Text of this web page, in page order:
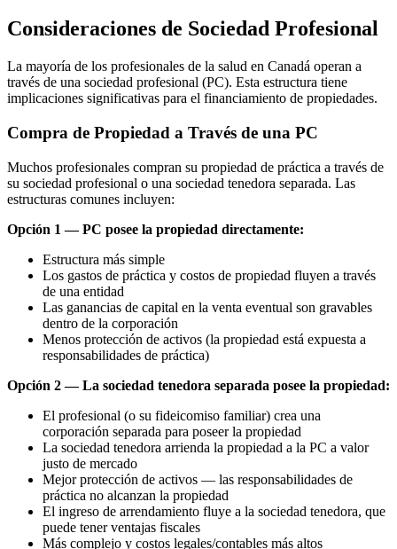
Consideraciones de Sociedad Profesional
La mayoría de los profesionales de la salud en Canadá operan a
través de una sociedad profesional (PC). Esta estructura tiene
implicaciones significativas para el financiamiento de propiedades.
Compra de Propiedad a Través de una PC
Muchos profesionales compran su propiedad de práctica a través de
su sociedad profesional o una sociedad tenedora separada. Las
estructuras comunes incluyen:
Opción 1 — PC posee la propiedad directamente:
Estructura más simple
Los gastos de práctica y costos de propiedad fluyen a través
de una entidad
Las ganancias de capital en la venta eventual son gravables
dentro de la corporación
Menos protección de activos (la propiedad está expuesta a
responsabilidades de práctica)
Opción 2 — La sociedad tenedora separada posee la propiedad:
El profesional (o su fideicomiso familiar) crea una
corporación separada para poseer la propiedad
La sociedad tenedora arrienda la propiedad a la PC a valor
justo de mercado
Mejor protección de activos — las responsabilidades de
práctica no alcanzan la propiedad
El ingreso de arrendamiento fluye a la sociedad tenedora, que
puede tener ventajas fiscales
Más complejo y costos legales/contables más altos